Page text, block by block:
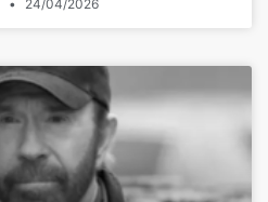
24/04/2026